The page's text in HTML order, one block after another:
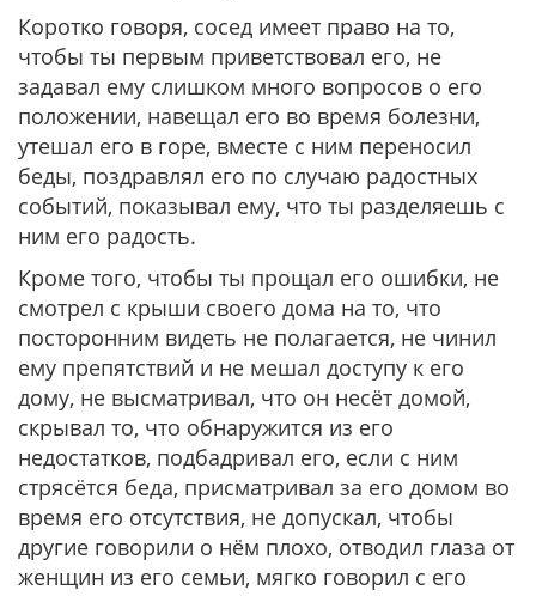
Коротко говоря, сосед имеет право на то,
чтобы ты первым приветствовал его, не
задавал ему слишком много вопросов о его
положении, навещал его во время болезни,
утешал его в горе, вместе с ним переносил
беды, поздравлял его по случаю радостных
событий, показывал ему, что ты разделяешь с
ним его радость.
Кроме того, чтобы ты прощал его ошибки, не
смотрел с крыши своего дома на то, что
посторонним видеть не полагается, не чинил
ему препятствий и не мешал доступу к его
дому, не высматривал, что он несёт домой,
скрывал то, что обнаружится из его
недостатков, подбадривал его, если с ним
стрясётся беда, присматривал за его домом во
время его отсутствия, не допускал, чтобы
другие говорили о нём плохо, отводил глаза от
женщин из его семьи, мягко говорил с его